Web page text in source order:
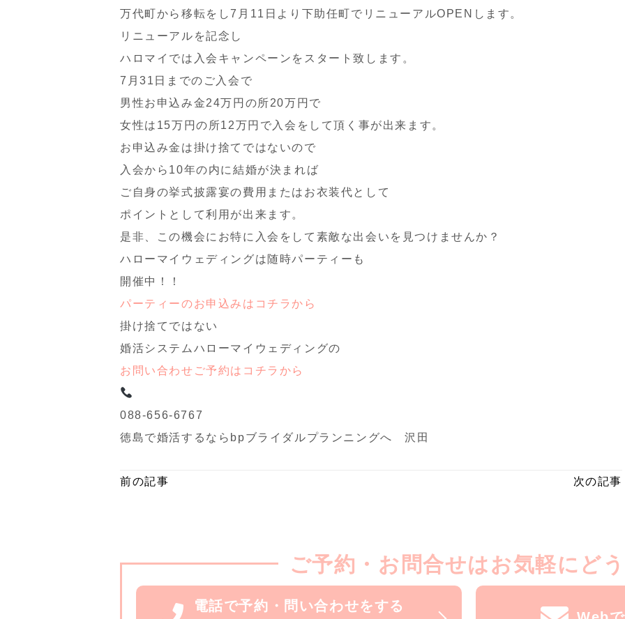
万代町から移転をし7月11日より下助任町でリニューアルOPENします。
リニューアルを記念し
ハロマイでは入会キャンペーンをスタート致します。
7月31日までのご入会で
男性お申込み金24万円の所20万円で
女性は15万円の所12万円で入会をして頂く事が出来ます。
お申込み金は掛け捨てではないので
入会から10年の内に結婚が決まれば
ご自身の挙式披露宴の費用またはお衣装代として
ポイントとして利用が出来ます。
是非、この機会にお特に入会をして素敵な出会いを見つけませんか？
ハローマイウェディングは随時パーティーも
開催中！！
パーティーのお申込みはコチラから
掛け捨てではない
婚活システムハローマイウェディングの
お問い合わせご予約はコチラから
088-656-6767
徳島で婚活するならbpブライダルプランニングへ 沢田
前の記事 次の記事
ご予約・お問合せはお気軽にど
電話で予約・問い合わせをする